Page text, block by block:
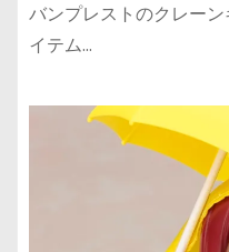
バンプレストのクレー
イテム…